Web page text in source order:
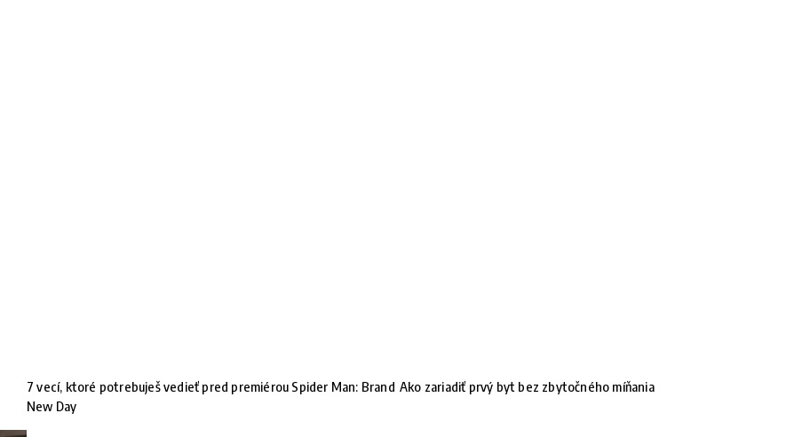
7 vecí, ktoré potrebuješ vedieť pred premiérou Spider Man: Brand
New Day
Ako zariadiť prvý byt bez zbytočného míňania